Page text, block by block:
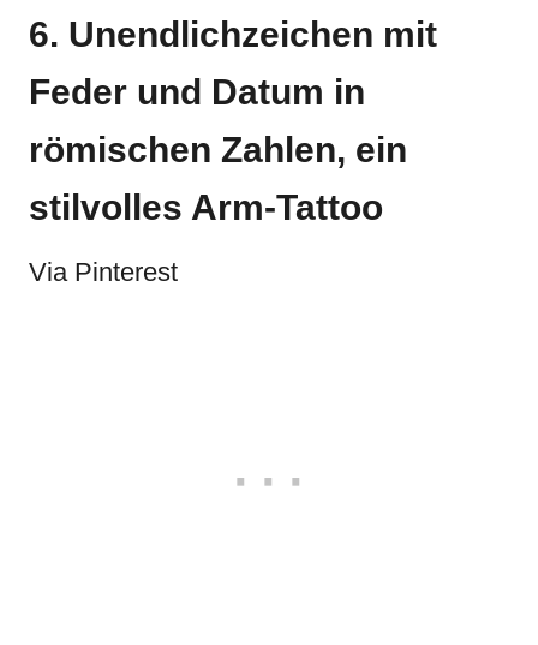
6. Unendlichzeichen mit
Feder und Datum in
römischen Zahlen, ein
stilvolles Arm-Tattoo
Via Pinterest